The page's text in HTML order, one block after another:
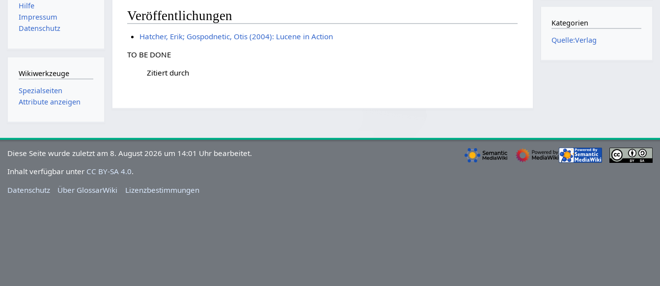
Veröffentlichungen
Hatcher, Erik; Gospodnetic, Otis (2004): Lucene in Action
TO BE DONE
Zitiert durch
Hilfe
Impressum
Datenschutz
Wikiwerkzeuge
Spezialseiten
Attribute anzeigen
Kategorien
Quelle:Verlag
Diese Seite wurde zuletzt am 8. August 2026 um 14:01 Uhr bearbeitet.
Inhalt verfügbar unter CC BY-SA 4.0.
Datenschutz
Über GlossarWiki Lizenzbestimmungen